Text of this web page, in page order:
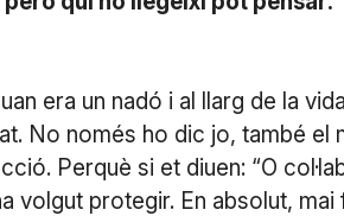
era un nadó i al llarg de la
No només ho dic jo, també el
Perquè si et diuen: “O
volgut protegir. En absolut,